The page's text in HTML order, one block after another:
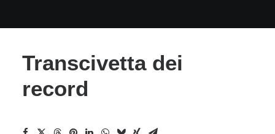
Transcivetta dei
record